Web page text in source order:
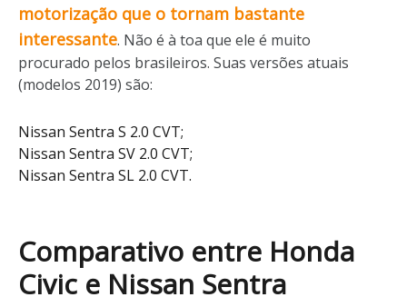
motorização que o tornam bastante
interessante. Não é à toa que ele é muito
procurado pelos brasileiros. Suas versões atuais
(modelos 2019) são:
Nissan Sentra S 2.0 CVT;
Nissan Sentra SV 2.0 CVT;
Nissan Sentra SL 2.0 CVT.
Comparativo entre Honda
Civic e Nissan Sentra